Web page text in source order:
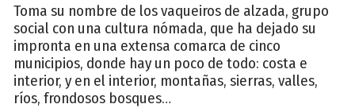
Toma su nombre de los vaqueiros de alzada, grupo
social con una cultura nómada, que ha dejado su
impronta en una extensa comarca de cinco
municipios, donde hay un poco de todo: costa e
interior, y en el interior, montañas, sierras, valles,
ríos, frondosos bosques…